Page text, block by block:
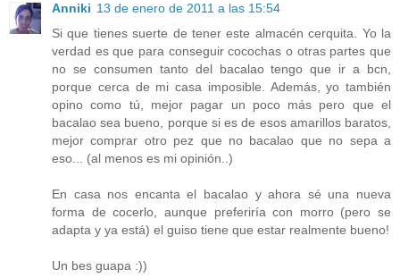
Anniki 13 de enero de 2011 a las 15:54
Si que tienes suerte de tener este almacén cerquita. Yo la
verdad es que para conseguir cocochas o otras partes que
no se consumen tanto del bacalao tengo que ir a bcn,
porque cerca de mi casa imposible. Además, yo también
opino como tú, mejor pagar un poco más pero que el
bacalao sea bueno, porque si es de esos amarillos baratos,
mejor comprar otro pez que no bacalao que no sepa a
eso... (al menos es mi opinión..)
En casa nos encanta el bacalao y ahora sé una nueva
forma de cocerlo, aunque preferiría con morro (pero se
adapta y ya está) el guiso tiene que estar realmente bueno!
Un bes guapa :))